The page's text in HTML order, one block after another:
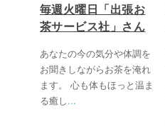
毎週火曜日「出張お
茶サービス社」さん
あなたの今の気分や体調を
お聞きしながらお茶を淹れ
ます。 心も体もほっと温ま
る癒し...